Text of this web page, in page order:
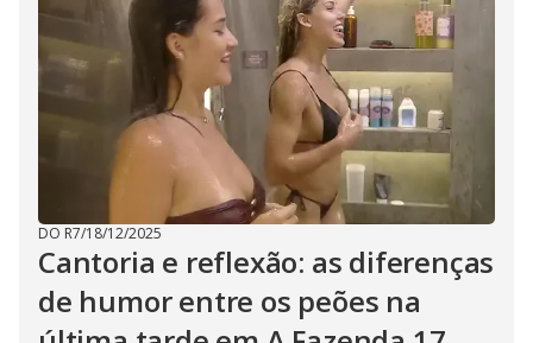
DO R7/18/12/2025
Cantoria e reflexão: as diferenças
de humor entre os peões na